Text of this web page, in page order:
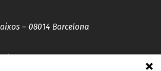
– 08014 Barcelona